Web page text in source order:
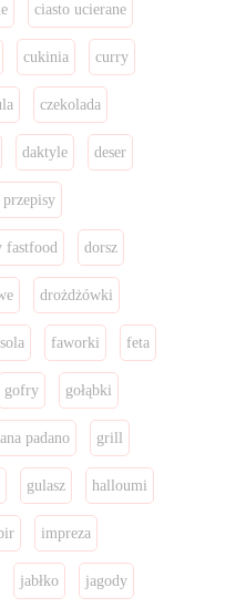
ciasto ucierane
cukinia curry
czekolada
daktyle deser
fastfood dorsz
drożdżówki
faworki feta
gofry gołąbki
padano grill
gulasz halloumi
impreza
jabłko jagody